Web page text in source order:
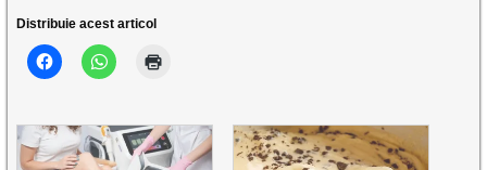
Distribuie acest articol